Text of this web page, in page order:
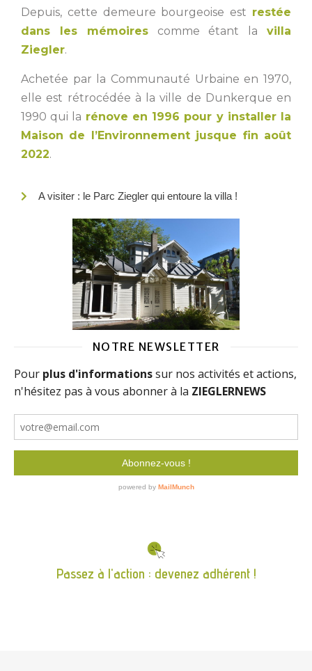
Depuis, cette demeure bourgeoise est restée
dans les mémoirescomme étant la
villa
Ziegler.
Achetée par la Communauté Urbaine en 1970,
elle est rétrocédée à la ville de Dunkerque en
1990 qui la rénove en 1996 pour y installer la
Maison de l’Environnement jusque fin août
2022.
A visiter : le Parc Ziegler qui entoure la villa !
NOTRE NEWSLETTER
Passez à l'action : devenez adhérent !